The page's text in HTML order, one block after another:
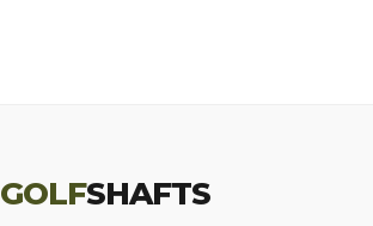
GOLFSHAFTS